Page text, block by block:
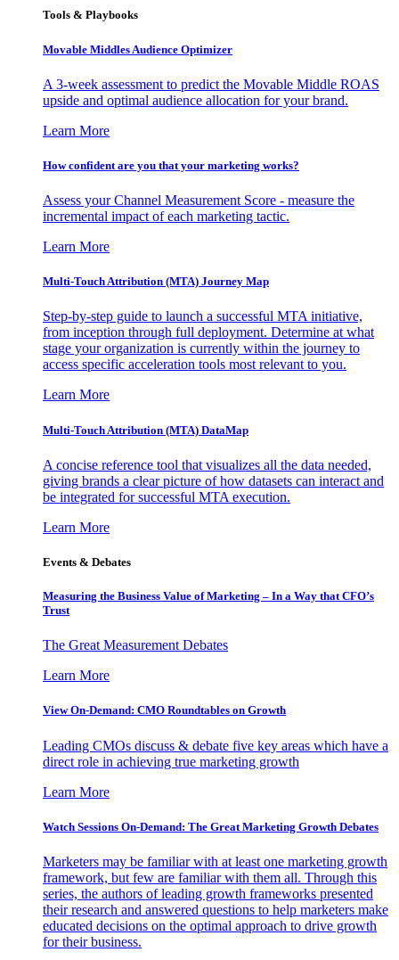
Tools & Playbooks
Movable Middles Audience Optimizer
A 3-week assessment to predict the Movable Middle ROAS
upside and optimal audience allocation for your brand.
Learn More
How confident are you that your marketing works?
Assess your Channel Measurement Score - measure the
incremental impact of each marketing tactic.
Learn More
Multi-Touch Attribution (MTA) Journey Map
Step-by-step guide to launch a successful MTA initiative,
from inception through full deployment. Determine at what
stage your organization is currently within the journey to
access specific acceleration tools most relevant to you.
Learn More
Multi-Touch Attribution (MTA) DataMap
A concise reference tool that visualizes all the data needed,
giving brands a clear picture of how datasets can interact and
be integrated for successful MTA execution.
Learn More
Events & Debates
Measuring the Business Value of Marketing – In a Way that CFO’s
Trust
The Great Measurement Debates
Learn More
View On-Demand: CMO Roundtables on Growth
Leading CMOs discuss & debate five key areas which have a
direct role in achieving true marketing growth
Learn More
Watch Sessions On-Demand: The Great Marketing Growth Debates
Marketers may be familiar with at least one marketing growth
framework, but few are familiar with them all. Through this
series, the authors of leading growth frameworks presented
their research and answered questions to help marketers make
educated decisions on the optimal approach to drive growth
for their business.